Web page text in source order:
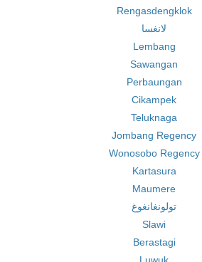
Rengasdengklok
لانغسا
Lembang
Sawangan
Perbaungan
Cikampek
Teluknaga
Jombang Regency
Wonosobo Regency
Kartasura
Maumere
تولونغانغوغ
Slawi
Berastagi